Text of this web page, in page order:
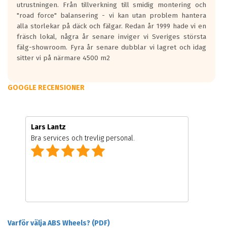
utrustningen. Från tillverkning till smidig montering och
"road force" balansering - vi kan utan problem hantera
alla storlekar på däck och fälgar. Redan år 1999 hade vi en
fräsch lokal, några år senare inviger vi Sveriges största
fälg-showroom. Fyra år senare dubblar vi lagret och idag
sitter vi på närmare 4500 m2
GOOGLE RECENSIONER
Lars Lantz
Bra services och trevlig personal.
Varför välja ABS Wheels? (PDF)